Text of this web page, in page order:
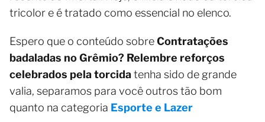
tricolor e é tratado como essencial no elenco.
Espero que o conteúdo sobreContratações
badaladas no Grêmio? Relembre reforços
celebrados pela torcidatenha sido de grande
valia, separamos para você outros tão bom
quanto na categoria Esporte e Lazer